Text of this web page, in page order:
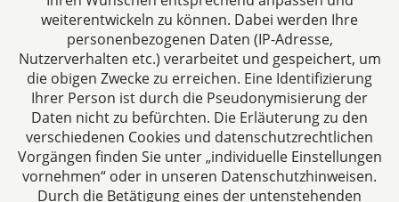
weiterentwickeln zu können. Dabei werden Ihre
personenbezogenen Daten (IP-Adresse,
Nutzerverhalten etc.) verarbeitet und gespeichert, um
die obigen Zwecke zu erreichen. Eine Identifizierung
Ihrer Person ist durch die Pseudonymisierung der
Daten nicht zu befürchten. Die Erläuterung zu den
verschiedenen Cookies und datenschutzrechtlichen
Vorgängen finden Sie unter „individuelle Einstellungen
vornehmen“ oder in unseren Datenschutzhinweisen.
Durch die Betätigung eines der untenstehenden